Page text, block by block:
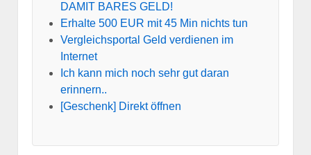
DAMIT BARES GELD!
Erhalte 500 EUR mit 45 Min nichts tun
Vergleichsportal Geld verdienen im
Internet
Ich kann mich noch sehr gut daran
erinnern..
[Geschenk] Direkt öffnen